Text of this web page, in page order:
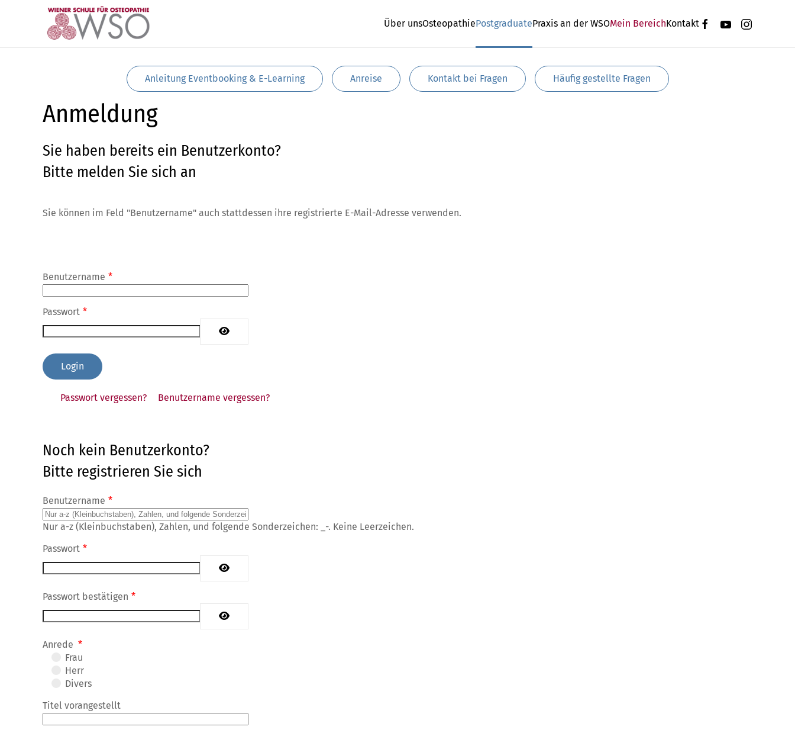
Zum Hauptinhalt springen
Über unsOsteopathiePostgraduatePraxis an der WSOMein BereichKontakt
Anleitung Eventbooking & E-Learning Anreise Kontakt bei Fragen Häufig gestellte Fragen
Anmeldung
Sie haben bereits ein Benutzerkonto?
Bitte melden Sie sich an
Sie können im Feld "Benutzername" auch stattdessen ihre registrierte E-Mail-Adresse verwenden.
Benutzername *
Passwort *
Passwort vergessen? Benutzername vergessen?
Noch kein Benutzerkonto?
Bitte registrieren Sie sich
Benutzername *
Nur a-z (Kleinbuchstaben), Zahlen, und folgende Sonderzeichen: _-. Keine Leerzeichen.
Passwort *
Passwort bestätigen *
Anrede *
Frau
Herr
Divers
Titel vorangestellt